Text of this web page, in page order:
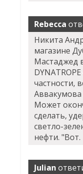
Rebecca
Никита
магазине
Мастаджед
частности,
Может
сделать,
светло-
нефти. "Вот.
Julian